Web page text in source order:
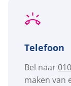
Telefoon
Bel naar
maken van